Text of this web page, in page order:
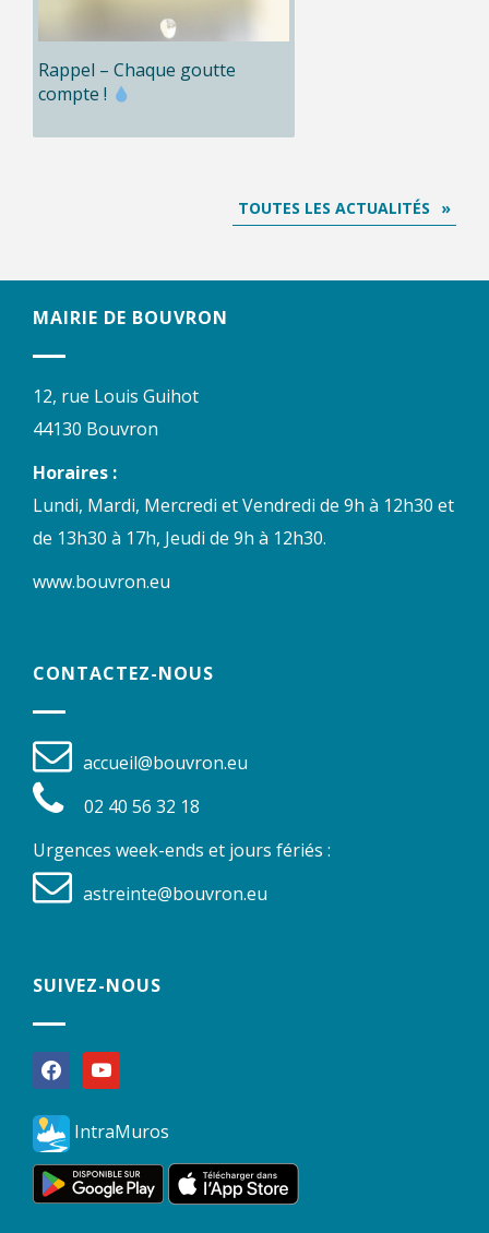
Rappel – Chaque goutte
compte !
TOUTES LES ACTUALITÉS
MAIRIE DE BOUVRON
12, rue Louis Guihot
44130 Bouvron
Horaires :
Lundi, Mardi, Mercredi et Vendredi de 9h à 12h30 et
de 13h30 à 17h, Jeudi de 9h à 12h30.
www.bouvron.eu
CONTACTEZ-NOUS
accueil@bouvron.eu
02 40 56 32 18
Urgences week-ends et jours fériés :
astreinte@bouvron.eu
SUIVEZ-NOUS
facebookyoutube
IntraMuros